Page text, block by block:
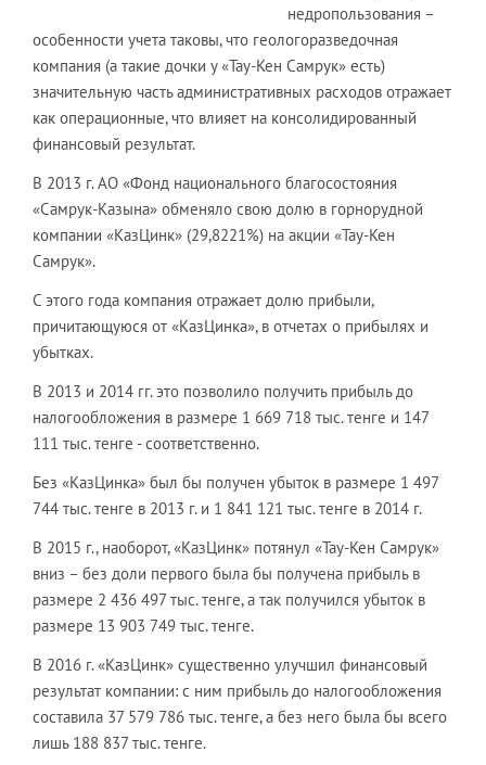
недропользования –
особенности учета таковы, что геологоразведочная
компания (а такие дочки у «Тау-Кен Самрук» есть)
значительную часть административных расходов отражает
как операционные, что влияет на консолидированный
финансовый результат.
В 2013 г. АО «Фонд национального благосостояния
«Самрук-Казына» обменяло свою долю в горнорудной
компании «КазЦинк» (29,8221%) на акции «Тау-Кен
Самрук».
С этого года компания отражает долю прибыли,
причитающуюся от «КазЦинка», в отчетах о прибылях и
убытках.
В 2013 и 2014 гг. это позволило получить прибыль до
налогообложения в размере 1 669 718 тыс. тенге и 147
111 тыс. тенге - соответственно.
Без «КазЦинка» был бы получен убыток в размере 1 497
744 тыс. тенге в 2013 г. и 1 841 121 тыс. тенге в 2014 г.
В 2015 г., наоборот, «КазЦинк» потянул «Тау-Кен Самрук»
вниз – без доли первого была бы получена прибыль в
размере 2 436 497 тыс. тенге, а так получился убыток в
размере 13 903 749 тыс. тенге.
В 2016 г. «КазЦинк» существенно улучшил финансовый
результат компании: с ним прибыль до налогообложения
составила 37 579 786 тыс. тенге, а без него была бы всего
лишь 188 837 тыс. тенге.